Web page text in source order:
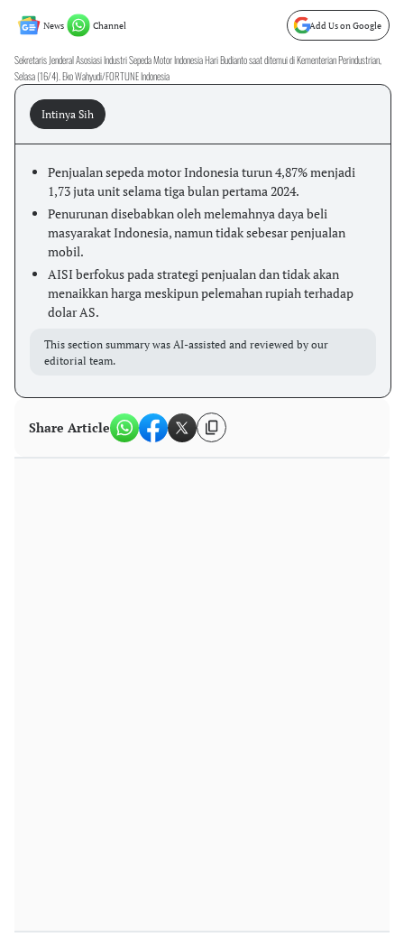
News Channel Add Us on Google
Sekretaris Jenderal Asosiasi Industri Sepeda Motor Indonesia Hari Budianto saat ditemui di Kementerian Perindustrian,
Selasa (16/4). Eko Wahyudi/FORTUNE Indonesia
Intinya Sih
Penjualan sepeda motor Indonesia turun 4,87% menjadi
1,73 juta unit selama tiga bulan pertama 2024.
Penurunan disebabkan oleh melemahnya daya beli
masyarakat Indonesia, namun tidak sebesar penjualan
mobil.
AISI berfokus pada strategi penjualan dan tidak akan
menaikkan harga meskipun pelemahan rupiah terhadap
dolar AS.
This section summary was AI-assisted and reviewed by our
editorial team.
Share Article